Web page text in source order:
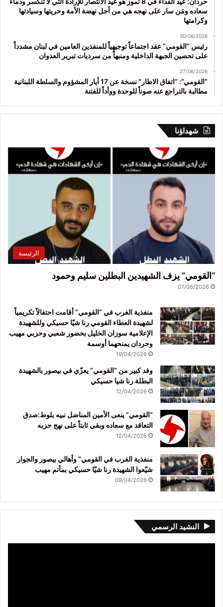
سعاده ومَن سار على نهجه هي من أجل نهضة الأمة وحريتها وسيادتها
وكرامتها
30/06/2026
رئيس “القومي” عقد اجتماعاً توجيهياً للمنفذين العامين في لبنان مشدداً
على تحصين الجبهة الداخلية ومنبهاً من سرديات تبرير العدوان
27/06/2026
“القومي”: “اتفاق الاطار” نسخة عن 17 أيار المشؤوم والسلطة اللبنانية
مطالبة بالتراجع عنه صوناً للوحدة ووأداً للفتنة
شهداؤنا
الرئيسة
“القومي” يزف الشهيدين البطلين سليم وحمود
07/06/2026
منفذية الغرب في “القومي” أقامت احتفالاً تكريمياً
لشهيدة العطاء القومي رنا شيّا حسيكي وللشهيدة
الإعلامية سوزان الخليل بحضور شعبي وحزبي مهيب
وحردان يمنحهما أوسمة
19/04/2026
وفد كبير من “القومي” يعزّي في بيصور بالشهيدة
البطلة رنا شيا حسيكي
12/04/2026
“القومي” ينعى الأمين المناضل نبيه بلوط:صدق
التعاقد مع سعاده وبقي ثابتاً على نهج حزبه
12/04/2026
منفذية الغرب في القومي” وأهالي بيصور والجوار
شيّعوا الشهيدة رنا شيّا حسيكي بمأتم مهيب
09/04/2026
النشيد الرسمي